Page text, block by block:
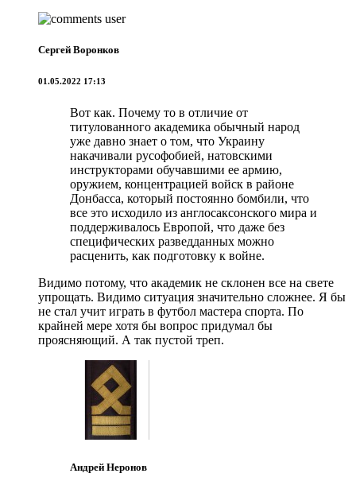
Сергей Воронков
01.05.2022 17:13
Вот как. Почему то в отличие от
титулованного академика обычный народ
уже давно знает о том, что Украину
накачивали русофобией, натовскими
инструкторами обучавшими ее армию,
оружием, концентрацией войск в районе
Донбасса, который постоянно бомбили, что
все это исходило из англосаксонского мира и
поддерживалось Европой, что даже без
специфических разведданных можно
расценить, как подготовку к войне.
Видимо потому, что академик не склонен все на свете
упрощать. Видимо ситуация значительно сложнее. Я бы
не стал учит играть в футбол мастера спорта. По
крайней мере хотя бы вопрос придумал бы
проясняющий. А так пустой треп.
Андрей Неронов